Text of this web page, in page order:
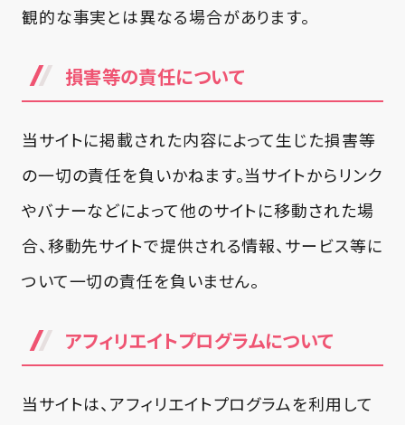
観的な事実とは異なる場合があります。
損害等の責任について
当サイトに掲載された内容によって生じた損害等
の一切の責任を負いかねます。当サイトからリンク
やバナーなどによって他のサイトに移動された場
合、移動先サイトで提供される情報、サービス等に
ついて一切の責任を負いません。
アフィリエイトプログラムについて
当サイトは、アフィリエイトプログラムを利用して